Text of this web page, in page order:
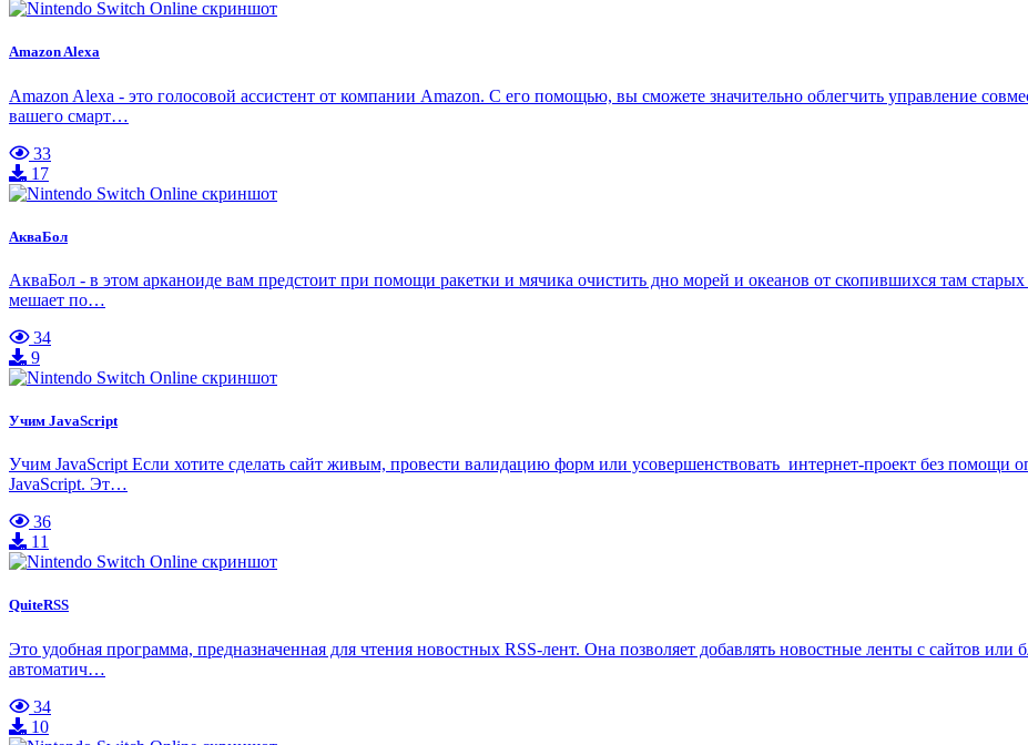
Amazon Alexa
Amazon Alexa - это голосовой ассистент от компании Amazon. С его помощью, вы сможете значительно облегчить управление
вашего смарт…
33
17
АкваБол
АкваБол - в этом арканоиде вам предстоит при помощи ракетки и мячика очистить дно морей и океанов от скопившихся там
мешает по…
34
9
Учим JavaScript
Учим JavaScript Если хотите сделать сайт живым, провести валидацию форм или усовершенствовать интернет-проект без помощи
JavaScript. Эт…
36
11
QuiteRSS
Это удобная программа, предназначенная для чтения новостных RSS-лент. Она позволяет добавлять новостные ленты с сайтов
автоматич…
34
10